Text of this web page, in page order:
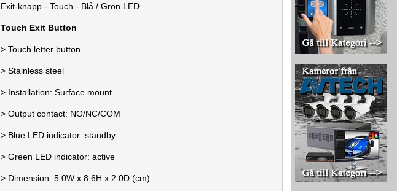
Exit-knapp - Touch - Blå / Grön LED.
Touch Exit Button
> Touch letter button
> Stainless steel
> Installation: Surface mount
> Output contact: NO/NC/COM
> Blue LED indicator: standby
> Green LED indicator: active
> Dimension: 5.0W x 8.6H x 2.0D (cm)